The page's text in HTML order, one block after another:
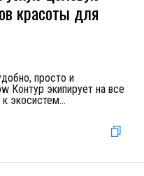
красоты для
просто и
Контур экипирует на все
экосистем...